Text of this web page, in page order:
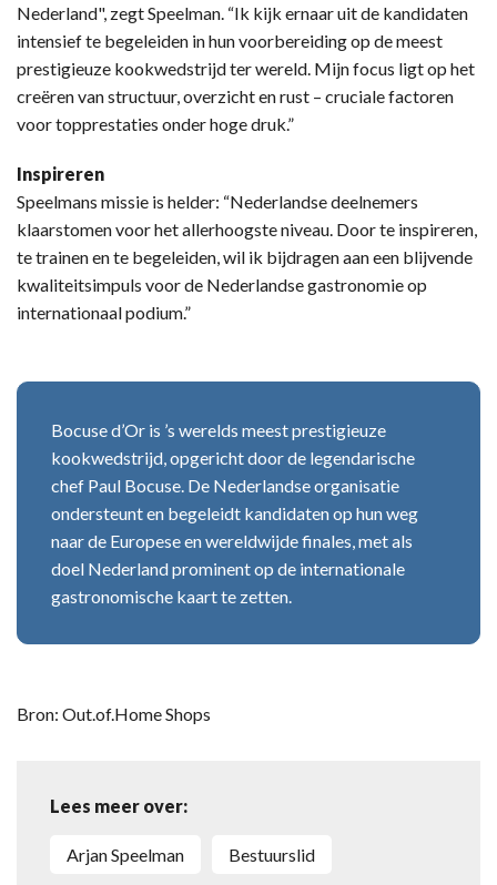
Nederland", zegt Speelman. “Ik kijk ernaar uit de kandidaten
intensief te begeleiden in hun voorbereiding op de meest
prestigieuze kookwedstrijd ter wereld. Mijn focus ligt op het
creëren van structuur, overzicht en rust – cruciale factoren
voor topprestaties onder hoge druk.”
Inspireren
Speelmans missie is helder: “Nederlandse deelnemers
klaarstomen voor het allerhoogste niveau. Door te inspireren,
te trainen en te begeleiden, wil ik bijdragen aan een blijvende
kwaliteitsimpuls voor de Nederlandse gastronomie op
internationaal podium.”
Bocuse d’Or is ’s werelds meest prestigieuze
kookwedstrijd, opgericht door de legendarische
chef Paul Bocuse. De Nederlandse organisatie
ondersteunt en begeleidt kandidaten op hun weg
naar de Europese en wereldwijde finales, met als
doel Nederland prominent op de internationale
gastronomische kaart te zetten.
Bron: Out.of.Home Shops
Lees meer over:
Arjan Speelman bestuurslid